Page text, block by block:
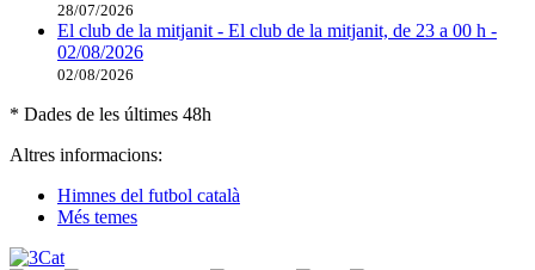
28/07/2026
El club de la mitjanit - El club de la mitjanit, de 23 a 00 h -
02/08/2026
02/08/2026
* Dades de les últimes 48h
Altres informacions:
Himnes del futbol català
Més temes